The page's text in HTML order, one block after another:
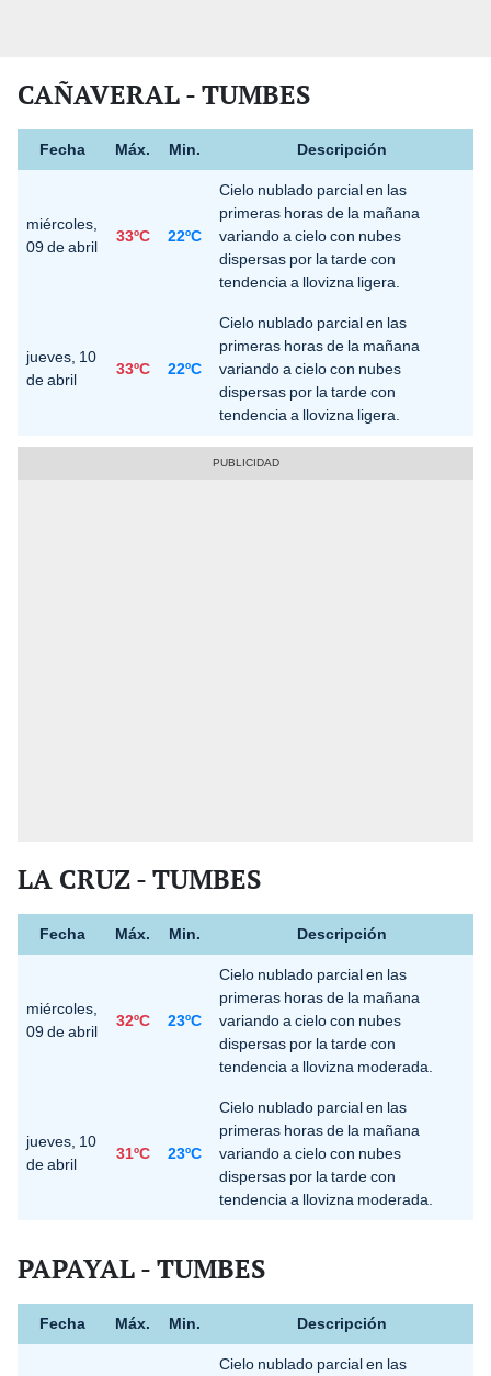
CAÑAVERAL - TUMBES
Fecha Máx. Min. Descripción
miércoles,
09 de abril
33ºC 22ºC
Cielo nublado parcial en las
primeras horas de la mañana
variando a cielo con nubes
dispersas por la tarde con
tendencia a llovizna ligera.
jueves, 10
de abril
33ºC 22ºC
Cielo nublado parcial en las
primeras horas de la mañana
variando a cielo con nubes
dispersas por la tarde con
tendencia a llovizna ligera.
LA CRUZ - TUMBES
Fecha Máx. Min. Descripción
miércoles,
09 de abril
32ºC 23ºC
Cielo nublado parcial en las
primeras horas de la mañana
variando a cielo con nubes
dispersas por la tarde con
tendencia a llovizna moderada.
jueves, 10
de abril
31ºC 23ºC
Cielo nublado parcial en las
primeras horas de la mañana
variando a cielo con nubes
dispersas por la tarde con
tendencia a llovizna moderada.
PAPAYAL - TUMBES
Fecha Máx. Min. Descripción
Cielo nublado parcial en las